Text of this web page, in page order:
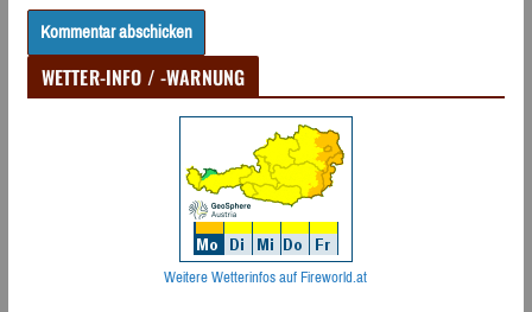
WETTER-INFO / -WARNUNG
Weitere Wetterinfos auf Fireworld.at